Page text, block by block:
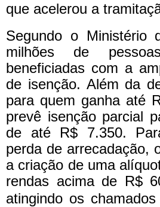
que acelerou a
Segundo o Ministério
milhões de
beneficiadas com a
de isenção. Além da
para quem ganha até
prevê isenção parcial
de até R$ 7.350.
perda de arrecadação,
a criação de uma
rendas acima de R$
atingindo os chamados